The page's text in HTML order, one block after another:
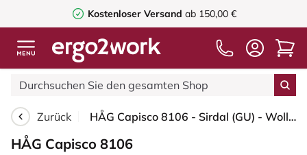
Kostenloser Versand ab 150,00 €
Zurück HÅG Capisco 8106 - Sirdal (GU) - Wolle - SRD960 - Green - Blush Rose - 150mm (Sitzhöhe 40-55cm) - Bodengleiter
HÅG Capisco 8106